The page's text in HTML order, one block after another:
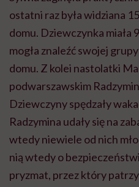
ostatni raz była widziana
domu. Dziewczynka miała
mogła znaleźć swojej
domu. Z kolei nastolatki
podwarszawskim
Dziewczyny spędzały
Radzymina udały się na
wtedy niewiele od nich
nią wtedy o
pryzmat, przez który